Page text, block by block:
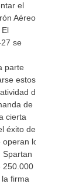
el
Aéreo
se
parte
estos
de
de
cierta
éxito de
los
Spartan
250.000
firma